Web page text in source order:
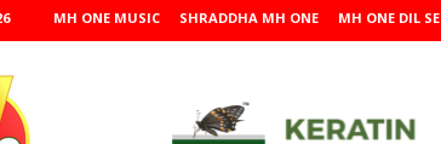
MH ONE MUSIC SHRADDHA MH ONE MH ONE DIL SE